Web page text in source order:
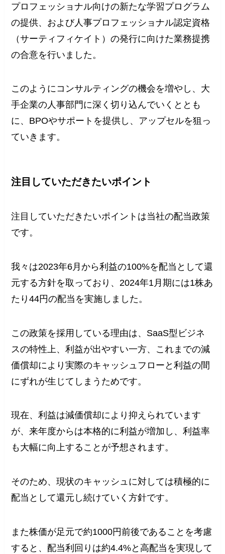
プロフェッショナル向けの新たな学習プログラム
の提供、および人事プロフェッショナル認定資格
（サーティフィケイト）の発行に向けた業務提携
の合意を行いました。
このようにコンサルティングの機会を増やし、大
手企業の人事部門に深く切り込んでいくととも
に、BPOやサポートを提供し、アップセルを狙っ
ていきます。
注目していただきたいポイント
注目していただきたいポイントは当社の配当政策
です。
我々は2023年6月から利益の100%を配当として還
元する方針を取っており、2024年1月期には1株あ
たり44円の配当を実施しました。
この政策を採用している理由は、SaaS型ビジネ
スの特性上、利益が出やすい一方、これまでの減
価償却により実際のキャッシュフローと利益の間
にずれが生じてしまうためです。
現在、利益は減価償却により抑えられています
が、来年度からは本格的に利益が増加し、利益率
も大幅に向上することが予想されます。
そのため、現状のキャッシュに対しては積極的に
配当として還元し続けていく方針です。
また株価が足元で約1000円前後であることを考慮
すると、配当利回りは約4.4%と高配当を実現して